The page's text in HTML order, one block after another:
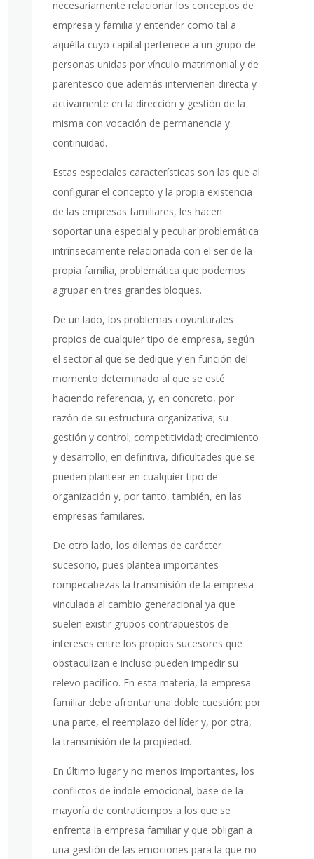
necesariamente relacionar los conceptos de
empresa y familia y entender como tal a
aquélla cuyo capital pertenece a un grupo de
personas unidas por vínculo matrimonial y de
parentesco que además intervienen directa y
activamente en la dirección y gestión de la
misma con vocación de permanencia y
continuidad.
Estas especiales características son las que al
configurar el concepto y la propia existencia
de las empresas familiares, les hacen
soportar una especial y peculiar problemática
intrínsecamente relacionada con el ser de la
propia familia, problemática que podemos
agrupar en tres grandes bloques.
De un lado, los problemas coyunturales
propios de cualquier tipo de empresa, según
el sector al que se dedique y en función del
momento determinado al que se esté
haciendo referencia, y, en concreto, por
razón de su estructura organizativa; su
gestión y control; competitividad; crecimiento
y desarrollo; en definitiva, dificultades que se
pueden plantear en cualquier tipo de
organización y, por tanto, también, en las
empresas familares.
De otro lado, los dilemas de carácter
sucesorio, pues plantea importantes
rompecabezas la transmisión de la empresa
vinculada al cambio generacional ya que
suelen existir grupos contrapuestos de
intereses entre los propios sucesores que
obstaculizan e incluso pueden impedir su
relevo pacífico. En esta materia, la empresa
familiar debe afrontar una doble cuestión: por
una parte, el reemplazo del líder y, por otra,
la transmisión de la propiedad.
En último lugar y no menos importantes, los
conflictos de índole emocional, base de la
mayoría de contratiempos a los que se
enfrenta la empresa familiar y que obligan a
una gestión de las emociones para la que no